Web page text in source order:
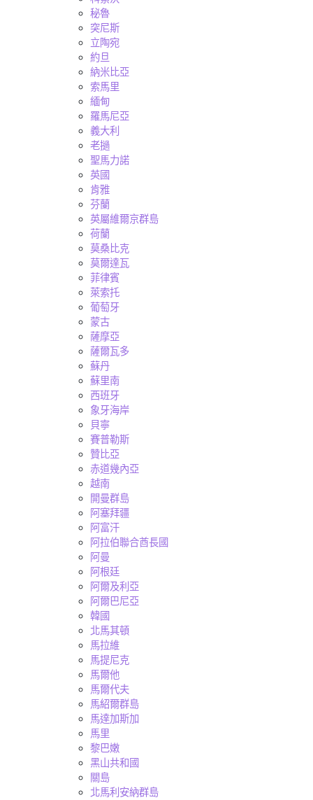
秘魯
突尼斯
立陶宛
約旦
納米比亞
索馬里
緬甸
羅馬尼亞
義大利
老撾
聖馬力諾
英國
肯雅
芬蘭
英屬維爾京群島
荷蘭
莫桑比克
莫爾達瓦
菲律賓
萊索托
葡萄牙
蒙古
薩摩亞
薩爾瓦多
蘇丹
蘇里南
西班牙
象牙海岸
貝寧
賽普勒斯
贊比亞
赤道幾內亞
越南
開曼群島
阿塞拜疆
阿富汗
阿拉伯聯合酋長國
阿曼
阿根廷
阿爾及利亞
阿爾巴尼亞
韓國
北馬其頓
馬拉維
馬提尼克
馬爾他
馬爾代夫
馬紹爾群島
馬達加斯加
馬里
黎巴嫩
黑山共和國
關島
北馬利安納群島